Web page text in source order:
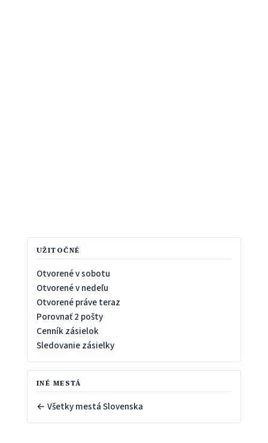
UŽITOČNÉ
Otvorené v sobotu
Otvorené v nedeľu
Otvorené práve teraz
Porovnať 2 pošty
Cenník zásielok
Sledovanie zásielky
INÉ MESTÁ
← Všetky mestá Slovenska